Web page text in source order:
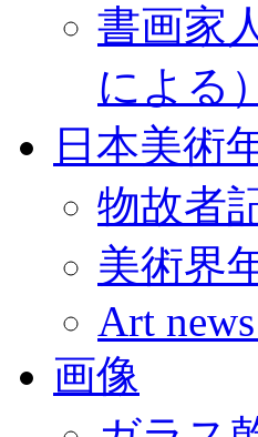
書画家
による）
日本美術
物故者
美術界
Art
画像